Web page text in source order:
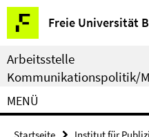
Springe
direkt
zu
Inhalt
Freie Universität
Service-
Navigation
Arbeitsstelle
Kommunikationspolitik/
MENÜ